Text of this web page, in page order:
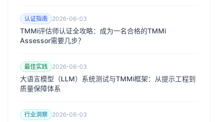
认证指南 2026-06-03
TMMi评估师认证全攻略：成为一名合格的TMMi
Assessor需要几步？
最佳实践 2026-06-03
大语言模型（LLM）系统测试与TMMi框架：从提示工程到
质量保障体系
行业洞察 2026-06-03